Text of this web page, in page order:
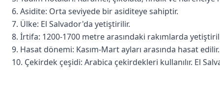
6. Asidite: Orta seviyede bir asiditeye sahiptir.
7. Ülke: El Salvador'da yetiştirilir.
8. İrtifa: 1200-1700 metre arasındaki rakımlarda
9. Hasat dönemi: Kasım-Mart ayları arasında hasat edilir.
10. Çekirdek çeşidi: Arabica çekirdekleri kullanılır. El